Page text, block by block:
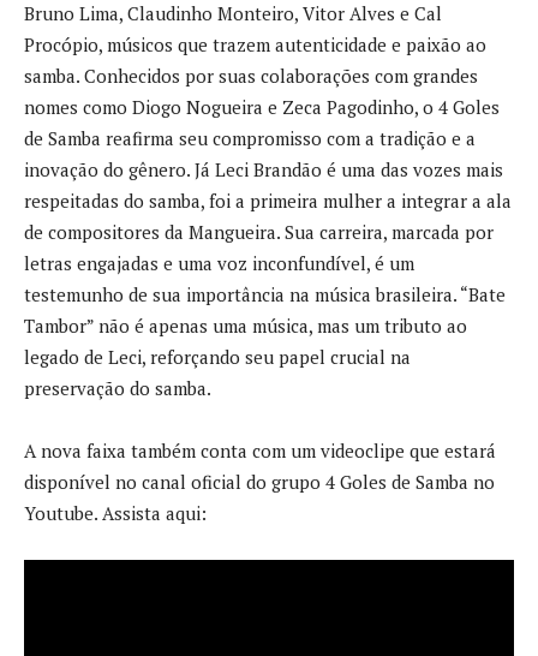
Bruno Lima, Claudinho Monteiro, Vitor Alves e Cal
Procópio, músicos que trazem autenticidade e paixão ao
samba. Conhecidos por suas colaborações com grandes
nomes como Diogo Nogueira e Zeca Pagodinho, o 4 Goles
de Samba reafirma seu compromisso com a tradição e a
inovação do gênero. Já Leci Brandão é uma das vozes mais
respeitadas do samba, foi a primeira mulher a integrar a ala
de compositores da Mangueira. Sua carreira, marcada por
letras engajadas e uma voz inconfundível, é um
testemunho de sua importância na música brasileira. “Bate
Tambor” não é apenas uma música, mas um tributo ao
legado de Leci, reforçando seu papel crucial na
preservação do samba.
A nova faixa também conta com um videoclipe que estará
disponível no canal oficial do grupo 4 Goles de Samba no
Youtube. Assista aqui: